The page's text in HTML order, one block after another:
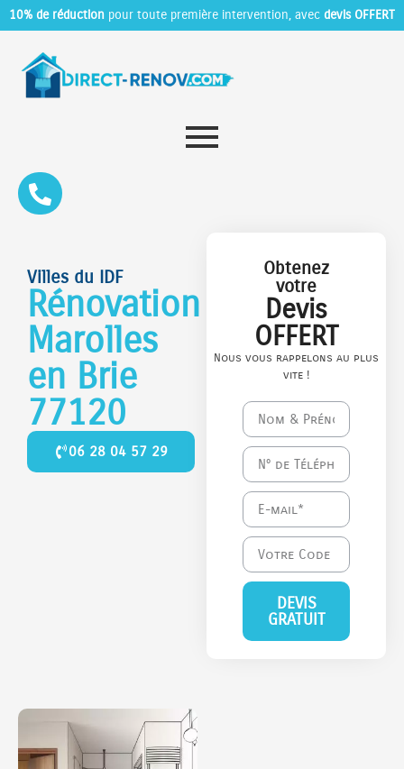
10% de réduction pour toute première intervention, avec devis OFFERT
Villes du IDF
Rénovation
Marolles
en Brie
77120
06 28 04 57 29
Obtenez
votre
Devis
OFFERT
Nous vous rappelons au plus
vite !
DEVIS
GRATUIT